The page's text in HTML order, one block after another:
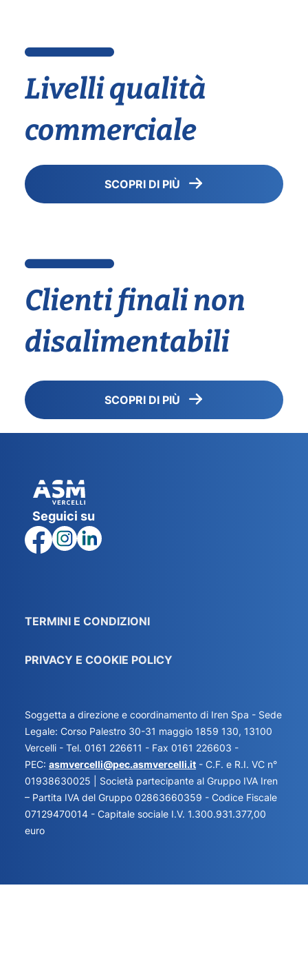
Livelli qualità
commerciale
SCOPRI DI PIÙ
Clienti finali non
disalimentabili
SCOPRI DI PIÙ
Seguici su
TERMINI E CONDIZIONI
PRIVACY E COOKIE POLICY
Soggetta a direzione e coordinamento di Iren Spa - Sede
Legale: Corso Palestro 30-31 maggio 1859 130, 13100
Vercelli - Tel. 0161 226611 - Fax 0161 226603 -
PEC: asmvercelli@pec.asmvercelli.it - C.F. e R.I. VC n°
01938630025 | Società partecipante al Gruppo IVA Iren
– Partita IVA del Gruppo 02863660359 - Codice Fiscale
07129470014 - Capitale sociale I.V. 1.300.931.377,00
euro